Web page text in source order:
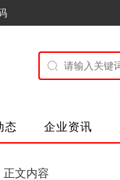
态 企业资讯
正文内容